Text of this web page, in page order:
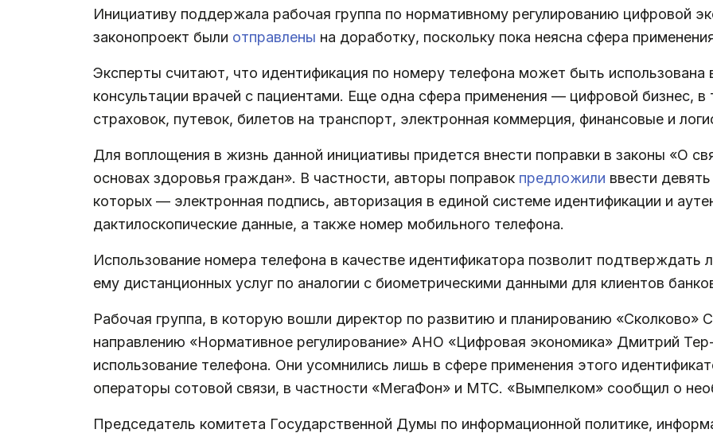
Инициативу поддержала рабочая группа по нормативному регулированию цифровой
законопроект были отправлены на доработку, поскольку пока неясна сфера
Эксперты считают, что идентификация по номеру телефона может быть
консультации врачей с пациентами. Еще одна сфера применения — цифровой бизнес,
страховок, путевок, билетов на транспорт, электронная коммерция, финансовые и
Для воплощения в жизнь данной инициативы придется внести поправки в законы «О
основах здоровья граждан». В частности, авторы поправок предложили ввести
которых — электронная подпись, авторизация в единой системе идентификации и
дактилоскопические данные, а также номер мобильного телефона.
Использование номера телефона в качестве идентификатора позволит подтверждать
ему дистанционных услуг по аналогии с биометрическими данными для клиентов
Рабочая группа, в которую вошли директор по развитию и планированию «Сколково»
направлению «Нормативное регулирование» АНО «Цифровая экономика» Дмитрий
использование телефона. Они усомнились лишь в сфере применения этого
операторы сотовой связи, в частности «МегаФон» и МТС. «Вымпелком» сообщил о
Председатель комитета Государственной Думы по информационной политике,